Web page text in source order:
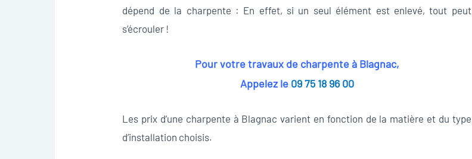
dépend de la charpente : En effet, si un seul élément est enlevé, tout peut
s’écrouler !
Pour votre travaux de charpente à Blagnac,
Appelez le 09 75 18 96 00
Les prix d’une charpente à Blagnac varient en fonction de la matière et du type
d’installation choisis.